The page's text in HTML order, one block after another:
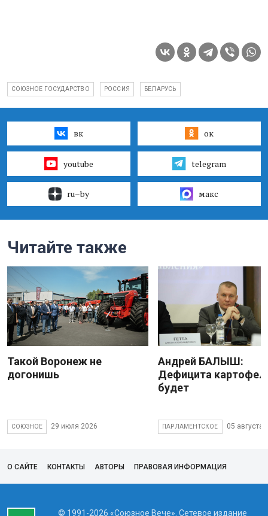
СОЮЗНОЕ ГОСУДАРСТВО РОССИЯ БЕЛАРУСЬ
вк ок
youtube telegram
ru–by макс
Читайте также
Такой Воронеж не
догонишь
СОЮЗНОЕ 29 июля 2026
Андрей БАЛЫШ:
Дефицита
будет
ПАРЛАМЕНТСКОЕ 05 августа
О САЙТЕ КОНТАКТЫ АВТОРЫ ПРАВОВАЯ ИНФОРМАЦИЯ
© 1991-2026 «Союзное Вече». Сетевое издание